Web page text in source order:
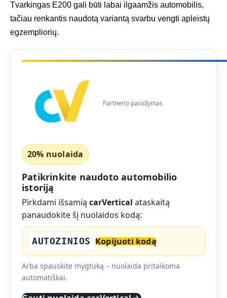
Tvarkingas E200 gali būti labai ilgaamžis automobilis,
tačiau renkantis naudotą variantą svarbu vengti apleistų
egzempliorių.
Partnerio pasiūlymas
20% nuolaida
Patikrinkite naudoto automobilio
istoriją
Pirkdami išsamią carVertical ataskaitą
panaudokite šį nuolaidos kodą:
AUTOZINIOS Kopijuoti kodą
Arba spauskite mygtuką – nuolaida pritaikoma
automatiškai.